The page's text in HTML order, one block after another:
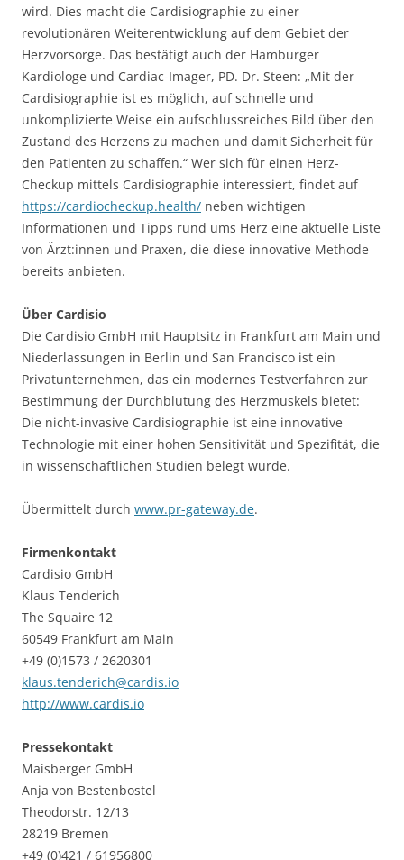
wird. Dies macht die Cardisiographie zu einer
revolutionären Weiterentwicklung auf dem Gebiet der
Herzvorsorge. Das bestätigt auch der Hamburger
Kardiologe und Cardiac-Imager, PD. Dr. Steen: „Mit der
Cardisiographie ist es möglich, auf schnelle und
unkomplizierte Weise ein aufschlussreiches Bild über den
Zustand des Herzens zu machen und damit Sicherheit für
den Patienten zu schaffen.“ Wer sich für einen Herz-
Checkup mittels Cardisiographie interessiert, findet auf
https://cardiocheckup.health/ neben wichtigen
Informationen und Tipps rund ums Herz eine aktuelle Liste
von Ärzt:innen und Praxen, die diese innovative Methode
bereits anbieten.
Über Cardisio
Die Cardisio GmbH mit Hauptsitz in Frankfurt am Main und
Niederlassungen in Berlin und San Francisco ist ein
Privatunternehmen, das ein modernes Testverfahren zur
Bestimmung der Durchblutung des Herzmuskels bietet:
Die nicht-invasive Cardisiographie ist eine innovative
Technologie mit einer hohen Sensitivität und Spezifität, die
in wissenschaftlichen Studien belegt wurde.
Übermittelt durch www.pr-gateway.de.
Firmenkontakt
Cardisio GmbH
Klaus Tenderich
The Squaire 12
60549 Frankfurt am Main
+49 (0)1573 / 2620301
klaus.tenderich@cardis.io
http://www.cardis.io
Pressekontakt
Maisberger GmbH
Anja von Bestenbostel
Theodorstr. 12/13
28219 Bremen
+49 (0)421 / 61956800